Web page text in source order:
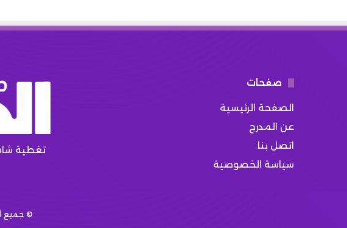
صفحات
الصفحة الرئيسية
عن المدرج
اتصل بنا
سياسة الخصوصية
تغطية
©